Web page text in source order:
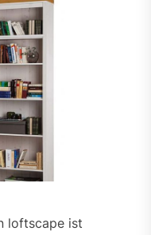
loftscape ist